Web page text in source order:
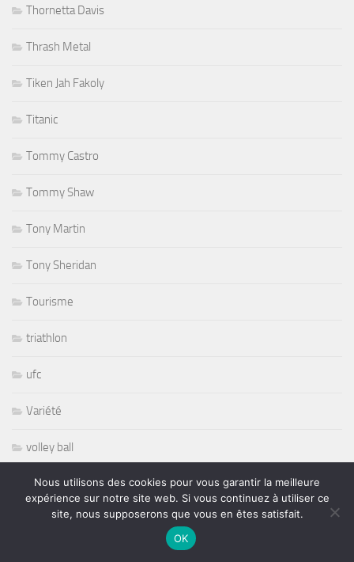
Thornetta Davis
Thrash Metal
Tiken Jah Fakoly
Titanic
Tommy Castro
Tommy Shaw
Tony Martin
Tony Sheridan
Tourisme
triathlon
ufc
Variété
volley ball
Whisbone Ash
Whitesnake
Nous utilisons des cookies pour vous garantir la meilleure
expérience sur notre site web. Si vous continuez à utiliser ce
site, nous supposerons que vous en êtes satisfait.
OK